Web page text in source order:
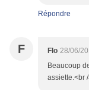
Répondre
F Flo 28/06/
Beaucoup
assiette.<br